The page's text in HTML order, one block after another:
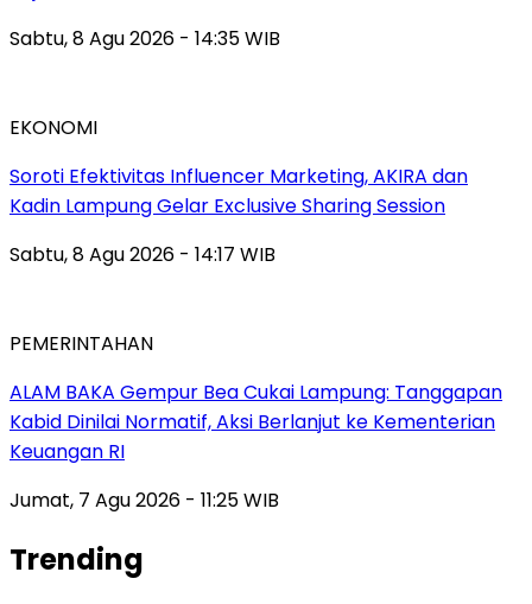
Sabtu, 8 Agu 2026 - 14:35 WIB
EKONOMI
Soroti Efektivitas Influencer Marketing, AKIRA dan
Kadin Lampung Gelar Exclusive Sharing Session
Sabtu, 8 Agu 2026 - 14:17 WIB
PEMERINTAHAN
ALAM BAKA Gempur Bea Cukai Lampung: Tanggapan
Kabid Dinilai Normatif, Aksi Berlanjut ke Kementerian
Keuangan RI
Jumat, 7 Agu 2026 - 11:25 WIB
Trending